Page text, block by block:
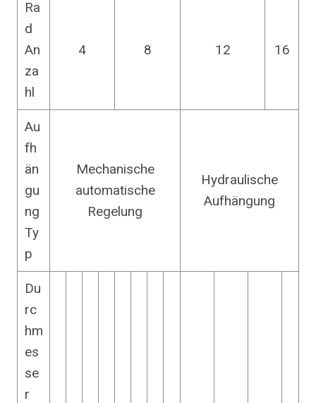
Ra
d
An
za
hl
4 8 12 16
Au
fh
än
gu
ng
Ty
p
Mechanische
automatische
Regelung
Hydraulische
Aufhängung
Du
rc
hm
es
se
r